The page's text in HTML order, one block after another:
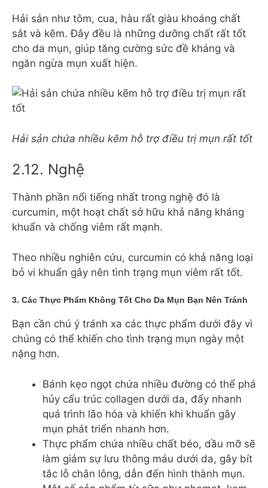
Hải sản như tôm, cua, hàu rất giàu khoáng chất
sắt và kẽm. Đây đều là những dưỡng chất rất tốt
cho da mụn, giúp tăng cường sức đề kháng và
ngăn ngừa mụn xuất hiện.
Hải sản chứa nhiều kẽm hỗ trợ điều trị mụn rất tốt
2.12. Nghệ
Thành phần nổi tiếng nhất trong nghệ đó là
curcumin, một hoạt chất sở hữu khả năng kháng
khuẩn và chống viêm rất mạnh.
Theo nhiều nghiên cứu, curcumin có khả năng loại
bỏ vi khuẩn gây nên tình trạng mụn viêm rất tốt.
3. Các Thực Phẩm Không Tốt Cho Da Mụn Bạn Nên Tránh
Bạn cần chú ý tránh xa các thực phẩm dưới đây vì
chúng có thể khiến cho tình trạng mụn ngày một
nặng hơn.
Bánh kẹo ngọt chứa nhiều đường có thể phá
hủy cấu trúc collagen dưới da, đẩy nhanh
quá trình lão hóa và khiến khi khuẩn gây
mụn phát triển nhanh hơn.
Thực phẩm chứa nhiều chất béo, dầu mỡ sẽ
làm giảm sự lưu thông máu dưới da, gây bít
tắc lỗ chân lông, dẫn đến hình thành mụn.